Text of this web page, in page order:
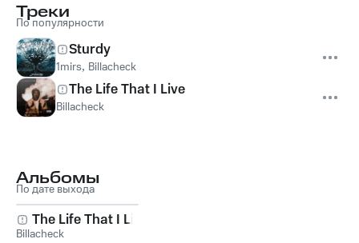
Треки
По популярности
Sturdy
1mirs, Billacheck
The Life That I Live
Billacheck
Альбомы
По дате выхода
The Life That I Live
Billacheck